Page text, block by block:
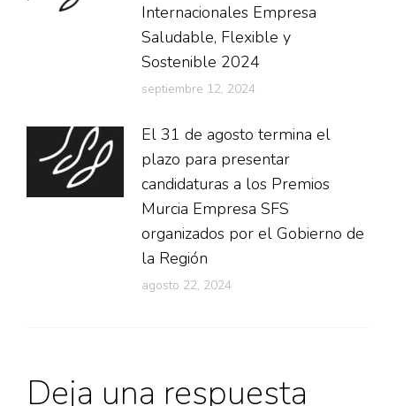
Internacionales Empresa
Saludable, Flexible y
Sostenible 2024
septiembre 12, 2024
El 31 de agosto termina el
plazo para presentar
candidaturas a los Premios
Murcia Empresa SFS
organizados por el Gobierno de
la Región
agosto 22, 2024
Deja una respuesta